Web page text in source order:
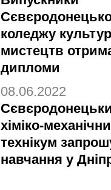
коледжу
мистецтв
дипломи
08.06.2022
хіміко-
технікум
навчання у